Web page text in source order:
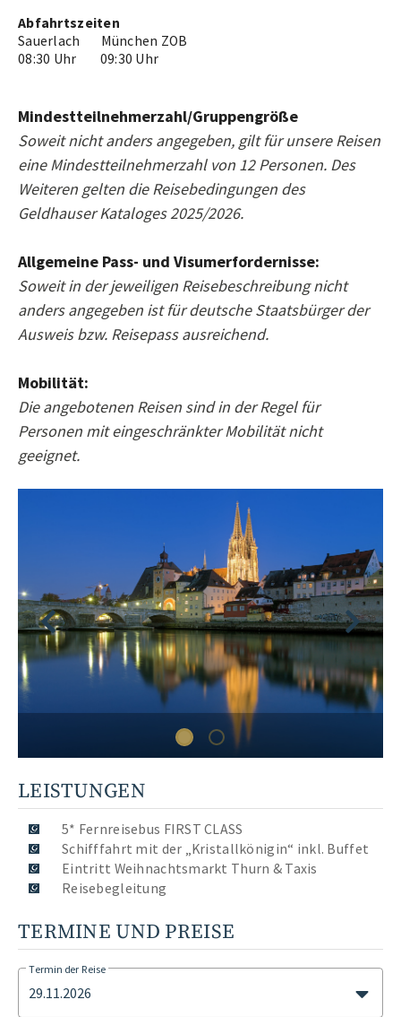
Abfahrtszeiten
Sauerlach München ZOB
08:30 Uhr 09:30 Uhr
Mindestteilnehmerzahl/Gruppengröße
Soweit nicht anders angegeben, gilt für unsere Reisen
eine Mindestteilnehmerzahl von 12 Personen. Des
Weiteren gelten die Reisebedingungen des
Geldhauser Kataloges 2025/2026.
Allgemeine Pass- und Visumerfordernisse:
Soweit in der jeweiligen Reisebeschreibung nicht
anders angegeben ist für deutsche Staatsbürger der
Ausweis bzw. Reisepass ausreichend.
Mobilität:
Die angebotenen Reisen sind in der Regel für
Personen mit eingeschränkter Mobilität nicht
geeignet.
LEISTUNGEN
5* Fernreisebus FIRST CLASS
Schifffahrt mit der „Kristallkönigin“ inkl. Buffet
Eintritt Weihnachtsmarkt Thurn & Taxis
Reisebegleitung
TERMINE UND PREISE
Termin der Reise
29.11.2026